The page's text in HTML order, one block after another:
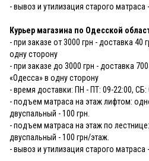
- вывоз и утилизация старого матраса -
Курьер магазина по Одесской
- при заказе от 3000 грн - доставка 40
одну сторону
- при заказе до 3000 грн - доставка
«Одесса» в одну сторону
- время доставки: ПН - ПТ: 09-22:00, СБ:
- подъем матраса на этаж лифтом:
двуспальный - 100 грн.
- подъем матраса на этаж по
двуспальный - 100 грн/этаж.
- вывоз и утилизация старого матраса -